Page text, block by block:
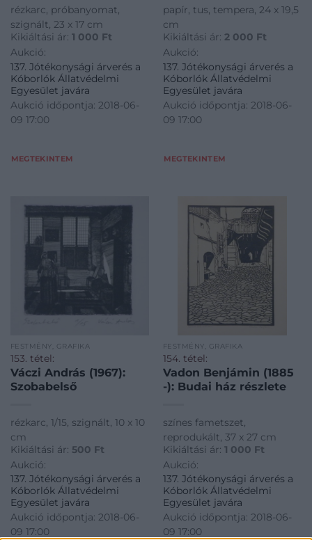
rézkarc, próbanyomat,
szignált, 23 x 17 cm
Kikiáltási ár: 1 000 Ft
Aukció:
137. Jótékonysági árverés a
Kóborlók Állatvédelmi
Egyesület javára
Aukció időpontja: 2018-06-
09 17:00
MEGTEKINTEM
papír, tus, tempera, 24 x 19,5
cm
Kikiáltási ár: 2 000 Ft
Aukció:
137. Jótékonysági árverés a
Kóborlók Állatvédelmi
Egyesület javára
Aukció időpontja: 2018-06-
09 17:00
MEGTEKINTEM
FESTMÉNY, GRAFIKA
153. tétel:
Váczi András (1967):
Szobabelső
rézkarc, 1/15, szignált, 10 x 10
cm
Kikiáltási ár: 500 Ft
Aukció:
137. Jótékonysági árverés a
Kóborlók Állatvédelmi
Egyesület javára
Aukció időpontja: 2018-06-
09 17:00
FESTMÉNY, GRAFIKA
154. tétel:
Vadon Benjámin (1885
-): Budai ház részlete
színes fametszet,
reprodukált, 37 x 27 cm
Kikiáltási ár: 1 000 Ft
Aukció:
137. Jótékonysági árverés a
Kóborlók Állatvédelmi
Egyesület javára
Aukció időpontja: 2018-06-
09 17:00